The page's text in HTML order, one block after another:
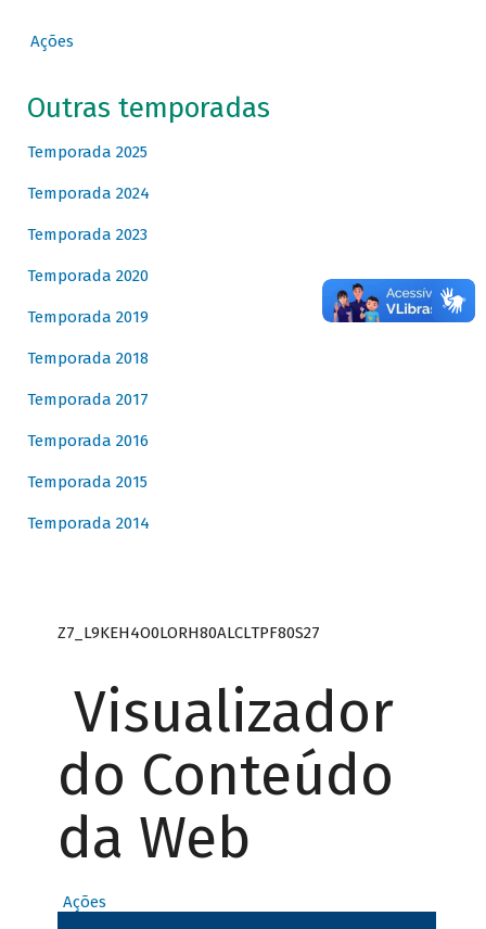
Ações
Outras temporadas
Temporada 2025
Temporada 2024
Temporada 2023
Temporada 2020
Temporada 2019
Temporada 2018
Temporada 2017
Temporada 2016
Temporada 2015
Temporada 2014
Z7_L9KEH4O0LORH80ALCLTPF80S27
Visualizador
do Conteúdo
da Web
Ações